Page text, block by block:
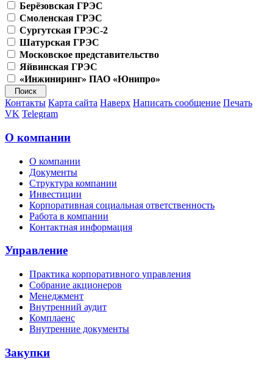
Берёзовская ГРЭС
Смоленская ГРЭС
Сургутская ГРЭС-2
Шатурская ГРЭС
Московское представительство
Яйвинская ГРЭС
«Инжиниринг» ПАО «Юнипро»
Контакты Карта сайта Наверх Написать сообщение Печать
VK Telegram
О компании
О компании
Документы
Структура компании
Инвестиции
Корпоративная социальная ответственность
Работа в компании
Контактная информация
Управление
Практика корпоративного управления
Собрание акционеров
Менеджмент
Внутренний аудит
Комплаенс
Внутренние документы
Закупки